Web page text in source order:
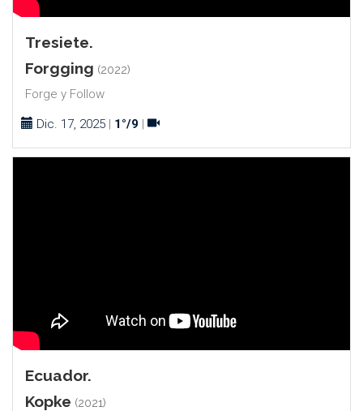
Tresiete.
Forgging (2022)
Forge y Follow
Dic. 17, 2025 | 1°/9 |
Ecuador.
Kopke (2021)